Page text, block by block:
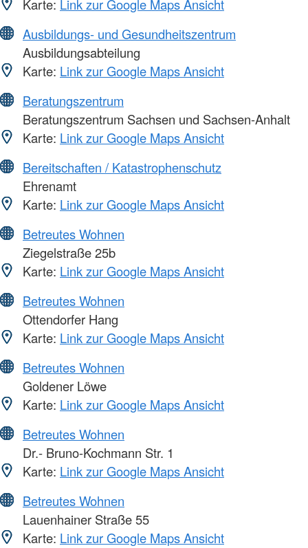
Karte: Link zur Google Maps Ansicht
Ausbildungs- und Gesundheitszentrum
Ausbildungsabteilung
Karte: Link zur Google Maps Ansicht
Beratungszentrum
Beratungszentrum Sachsen und Sachsen-Anhalt
Karte: Link zur Google Maps Ansicht
Bereitschaften / Katastrophenschutz
Ehrenamt
Karte: Link zur Google Maps Ansicht
Betreutes Wohnen
Ziegelstraße 25b
Karte: Link zur Google Maps Ansicht
Betreutes Wohnen
Ottendorfer Hang
Karte: Link zur Google Maps Ansicht
Betreutes Wohnen
Goldener Löwe
Karte: Link zur Google Maps Ansicht
Betreutes Wohnen
Dr.- Bruno-Kochmann Str. 1
Karte: Link zur Google Maps Ansicht
Betreutes Wohnen
Lauenhainer Straße 55
Karte: Link zur Google Maps Ansicht